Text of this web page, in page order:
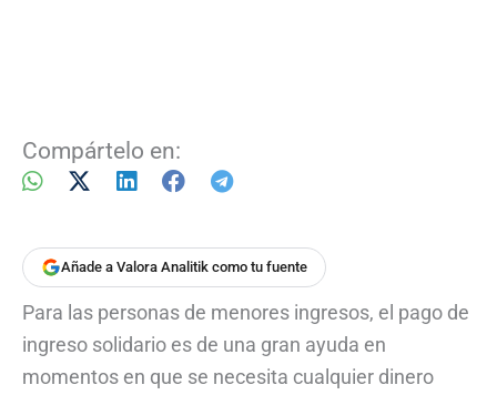
Compártelo en:
Añade a Valora Analitik como tu fuente
Para las personas de menores ingresos, el pago de
ingreso solidario es de una gran ayuda en
momentos en que se necesita cualquier dinero